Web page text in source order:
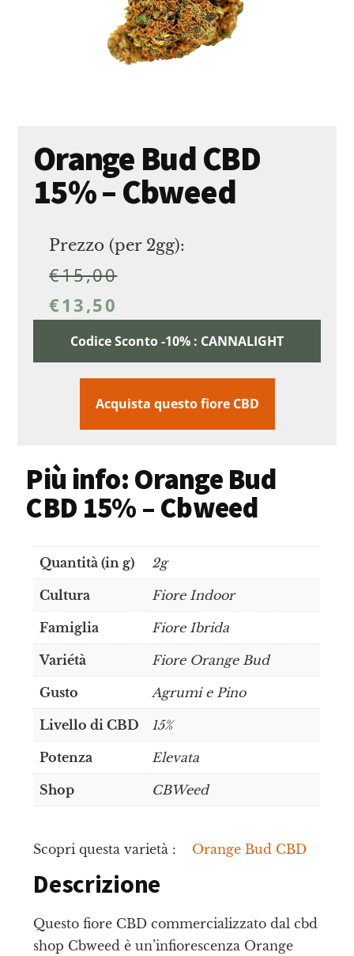
Orange Bud CBD
15% – Cbweed
Prezzo (per 2gg):
€15,00
€13,50
Codice Sconto -10% : CANNALIGHT
Acquista questo fiore CBD
Più info: Orange Bud
CBD 15% – Cbweed
Quantità (in g) 2g
Cultura Fiore Indoor
Famiglia Fiore Ibrida
Variétà Fiore Orange Bud
Gusto Agrumi e Pino
Livello di CBD 15%
Potenza Elevata
Shop CBWeed
Scopri questa varietà : Orange Bud CBD
Descrizione
Questo fiore CBD commercializzato dal cbd
shop Cbweed è un’infiorescenza Orange